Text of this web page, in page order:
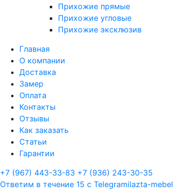
Прихожие прямые
Прихожие угловые
Прихожие эксклюзив
Главная
О компании
Доставка
Замер
Оплата
Контакты
Отзывы
Как заказать
Статьи
Гарантии
+7 (967) 443-33-83 +7 (936) 243-30-35
Ответим в течение 15 с Telegramilazta-mebel